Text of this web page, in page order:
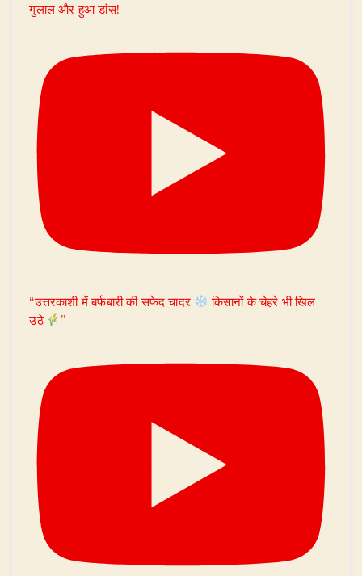
गुलाल और हुआ डांस!
“उत्तरकाशी में बर्फबारी की सफेद चादर
किसानों के चेहरे भी खिल
उठे
”